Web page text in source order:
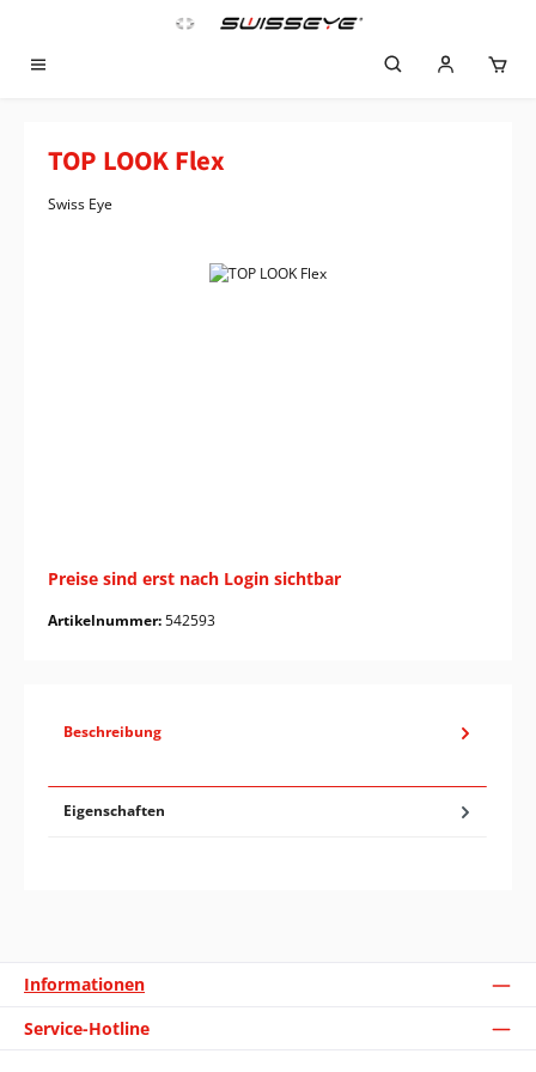
Zum Hauptinhalt springen
TOP LOOK Flex
Swiss Eye
Bildergalerie überspringen
Preise sind erst nach Login sichtbar
Artikelnummer:542593
Beschreibung
Eigenschaften
Informationen
Service-Hotline